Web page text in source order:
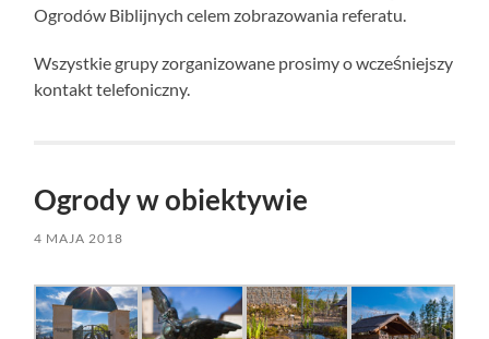
Ogrodów Biblijnych celem zobrazowania referatu.
Wszystkie grupy zorganizowane prosimy o wcześniejszy
kontakt telefoniczny.
Ogrody w obiektywie
4 MAJA 2018